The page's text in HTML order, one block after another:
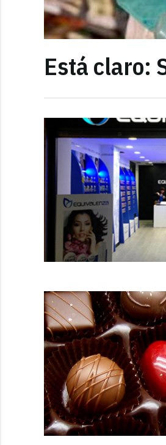
Está claro: